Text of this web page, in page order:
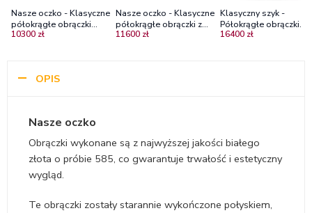
Nasze oczko - Klasyczne
półokrągłe obrączki
ślubne z białego złota z
10300 zł
Nasze oczko - Klasyczne
półokrągłe obrączki z
białego złota z
11600 zł
Klasyczny szyk -
Półokrągłe obrączki
ślubne z białego złota
16400 zł
OPIS
Nasze oczko
Obrączki wykonane są z najwyższej jakości białego
złota o próbie 585, co gwarantuje trwałość i estetyczny
wygląd.
Te obrączki zostały starannie wykończone połyskiem,